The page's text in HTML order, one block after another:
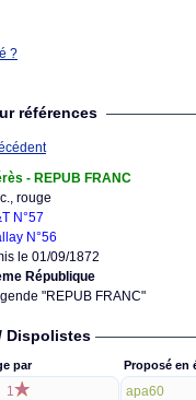
?
références
- REPUB FRANC
rouge
N°57
N°56
le 01/09/1872
République
"REPUB FRANC"
Dispolistes
par
1
Proposé en
apa60